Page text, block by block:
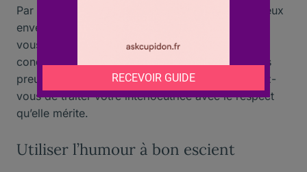
Par ailleurs, il est crucial de se montrer respectueux
envers la
vous. Les comportements grossiers ou
condescendants sont à bannir absolument. Faites
preuve d’empathie et de bienveillance, et assurez-
vous de traiter votre interlocutrice avec le respect
qu’elle mérite.
Utiliser l’humour à bon escient